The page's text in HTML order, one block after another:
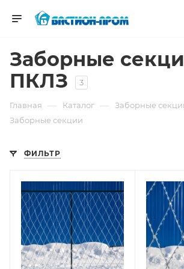
Заборные
ПКЛЗ
3
Главная — Каталог — Заборные
Заборные секции
ФИЛЬТР